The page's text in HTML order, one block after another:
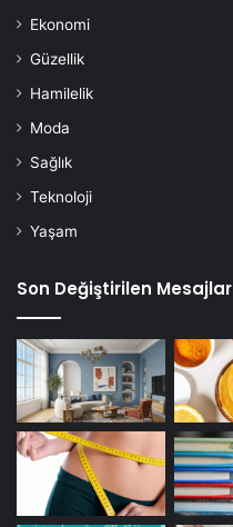
Ekonomi
Güzellik
Hamilelik
Moda
Sağlık
Teknoloji
Yaşam
Son Değiştirilen Mesajlar